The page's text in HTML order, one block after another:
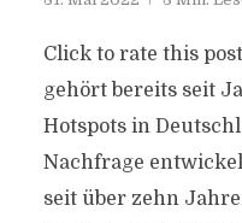
Click to rate this
gehört bereits seit
Hotspots in
Nachfrage
seit über zehn